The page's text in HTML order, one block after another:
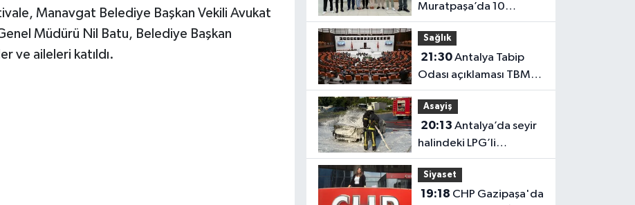
Manavgat Belediye Başkan Vekili Avukat
Müdürü Nil Batu, Belediye Başkan
ve aileleri katıldı.
Muratpaşa’da 10
belediye meclis üyesiyle
güçlendi
Sağlık
21:30Antalya Tabip
Odası açıklaması TBMM
gündeminde
Asayiş
20:13
halindeki LPG’li
otomobil alev aldı: 4
yaralı
Siyaset
19:18